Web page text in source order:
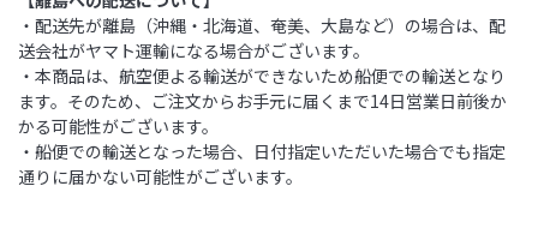
・配送先が離島（沖縄・北海道、奄美、大島など）の場合は、配
送会社がヤマト運輸になる場合がございます。
・本商品は、航空便よる輸送ができないため船便での輸送となり
ます。そのため、ご注文からお手元に届くまで14日営業日前後か
かる可能性がございます。
・船便での輸送となった場合、日付指定いただいた場合でも指定
通りに届かない可能性がございます。